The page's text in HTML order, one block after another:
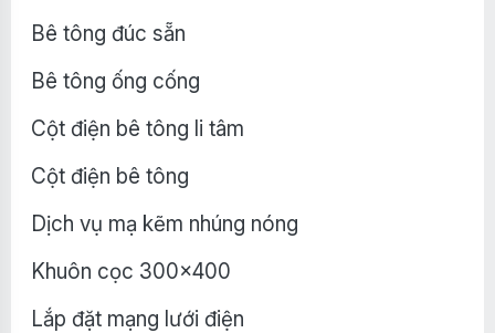
Bê tông đúc sẵn
Bê tông ống cống
Cột điện bê tông li tâm
Cột điện bê tông
Dịch vụ mạ kẽm nhúng nóng
Khuôn cọc 300x400
Lắp đặt mạng lưới điện